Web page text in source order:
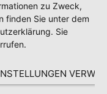
zu Zweck,
finden Sie unter dem
Sie